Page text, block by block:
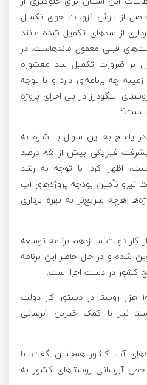
از بارش نزولات جوی تکمیل
از سدهای تکمیل شده مانند
قبلی مغفول ماندهاست. در
بر ضرورت تکمیل سد معشوره
چه برنامه‌ای دارد و با توجه
ایجاد مشکل آب برای ۹۹ روستای الیگودرز در پی اجرای پروژه
چیست؟
به این سوال با اشاره به
با پیشرفت فیزیکی بیش از ۸۵ درصد
اظهار کرد: با توجه به رشد
نیرو تأمین بودجه پروژه‌های آب
هرچه سریع‌تر به بهره برداری
کار دولت سیزدهم برنامه توسعه
شده و در حال حاضر این برنامه
کشور در دست اجرا است.
وی اضافه کرد: آبرسانی به ۱۰ هزار روستا در دستور کار دولت
و ۶ هزار روستا نیز با کمک خیرین آبرسانی
آب کشور همچنین گفت: با
روستا شاخص آبرسانی روستاهای کشور به